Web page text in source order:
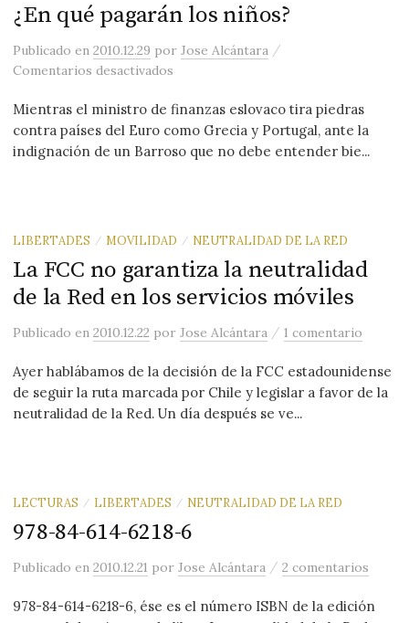
¿En qué pagarán los niños?
Publicadoen2010.12.29 porJose Alcántara /
Comentarios desactivados
Mientras el ministro de finanzas eslovaco tira piedras
contra países del Euro como Grecia y Portugal, ante la
indignación de un Barroso que no debe entender bie...
LIBERTADES / MOVILIDAD / NEUTRALIDAD DE LA RED
La FCC no garantiza la neutralidad
de la Red en los servicios móviles
Publicadoen2010.12.22 porJose Alcántara /1 comentario
Ayer hablábamos de la decisión de la FCC estadounidense
de seguir la ruta marcada por Chile y legislar a favor de la
neutralidad de la Red. Un día después se ve...
LECTURAS / LIBERTADES / NEUTRALIDAD DE LA RED
978-84-614-6218-6
Publicadoen2010.12.21 porJose Alcántara /2 comentarios
978-84-614-6218-6, ése es el número ISBN de la edición